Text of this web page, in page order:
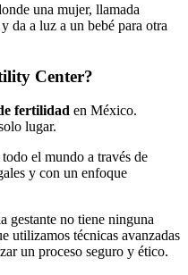
una mujer, llamada
da a luz a un bebé para otra
Center?
fertilidad en México.
lugar.
el mundo a través de
y con un enfoque
gestante no tiene ninguna
utilizamos técnicas avanzadas
un proceso seguro y ético.